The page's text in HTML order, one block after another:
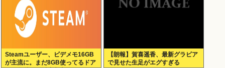
Steamユーザー、ビデメモ16GB
が主流に。まだ8GB使ってるドア
【朗報】賀喜遥香、最新グラビア
で見せた生足がエグすぎる